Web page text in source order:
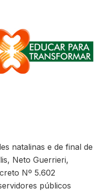
natalinas e de final de
Neto Guerrieri,
Nº 5.602
públicos